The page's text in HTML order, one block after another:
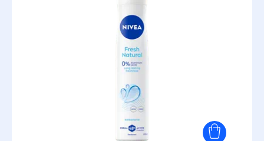
Bardzo sucha skóra
Przetłuszczająca się skóra głowy